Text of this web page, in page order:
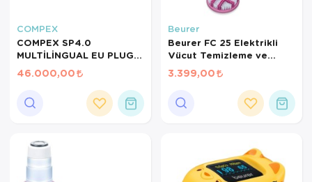
Ortopedi Ürünleri
Ortopedi Ürünleri
Ortopedi Ürünleri
Ortopedi Ürünleri
COMPEX
COMPEX SP4.0
MULTİLİNGUAL EU PLUG
TENS CİHAZI
46.000,00
Beurer
Beurer FC 25 Elektrikli
Vücut Temizleme ve
Masaj Fırçası – 2 Fırça
Başlığı, 2 Hız Kademesi,
IPX7 Su Geçirmez
3.399,00